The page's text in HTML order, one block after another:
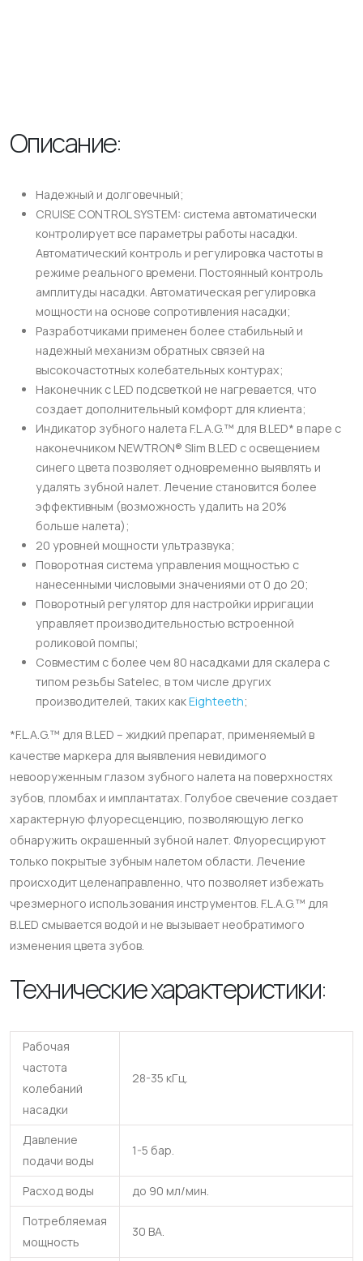
Описание:
Надежный и долговечный;
CRUISE CONTROL SYSTEM: система автоматически
контролирует все параметры работы насадки.
Автоматический контроль и регулировка частоты в
режиме реального времени. Постоянный контроль
амплитуды насадки. Автоматическая регулировка
мощности на основе сопротивления насадки;
Разработчиками применен более стабильный и
надежный механизм обратных связей на
высокочастотных колебательных контурах;
Наконечник с LED подсветкой не нагревается, что
создает дополнительный комфорт для клиента;
Индикатор зубного налета F.L.A.G.™ для B.LED* в паре с
наконечником NEWTRON® Slim B.LED с освещением
синего цвета позволяет одновременно выявлять и
удалять зубной налет. Лечение становится более
эффективным (возможность удалить на 20%
больше налета);
20 уровней мощности ультразвука;
Поворотная система управления мощностью с
нанесенными числовыми значениями от 0 до 20;
Поворотный регулятор для настройки ирригации
управляет производительностью встроенной
роликовой помпы;
Совместим с более чем 80 насадками для скалера с
типом резьбы Satelec, в том числе других
производителей, таких какEighteeth;
*F.L.A.G.™ для B.LED – жидкий препарат, применяемый в
качестве маркера для выявления невидимого
невооруженным глазом зубного налета на поверхностях
зубов, пломбах и имплантатах. Голубое свечение создает
характерную флуоресценцию, позволяющую легко
обнаружить окрашенный зубной налет. Флуоресцируют
только покрытые зубным налетом области. Лечение
происходит целенаправленно, что позволяет избежать
чрезмерного использования инструментов. F.L.A.G.™ для
B.LED смывается водой и не вызывает необратимого
изменения цвета зубов.
Технические характеристики:
Рабочая
частота
колебаний
насадки
28-35 кГц.
Давление
подачи воды
1-5 бар.
Расход воды
до 90 мл/мин.
Потребляемая
мощность
30 ВА.